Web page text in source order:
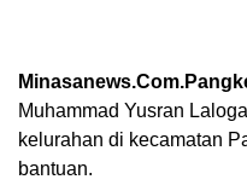
Muhammad Yusran
kelurahan di kecamatan
bantuan.